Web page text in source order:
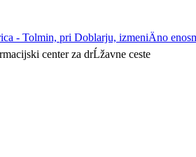
- Tolmin, pri Doblarju, izmeniÄno
center za drĹžavne ceste